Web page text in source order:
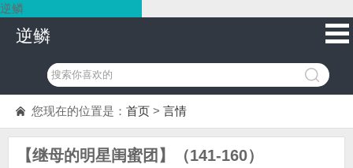
逆鳞
逆鳞
您现在的位置是： 首页 > 言情
【继母的明星闺蜜团】（141-160）